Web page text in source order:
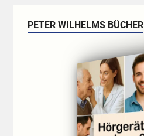
PETER WILHELMS BÜCHER